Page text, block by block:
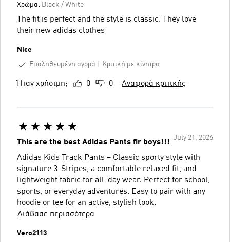
Χρώμα: Black / White
The fit is perfect and the style is classic. They love
their new adidas clothes
Nice
Επαληθευμένη αγορά
Κριτική με κίνητρο
Ήταν χρήσιμη; 0 0 Αναφορά κριτικής
July 21, 2026
This are the best Adidas Pants fir boys!!!
Adidas Kids Track Pants – Classic sporty style with
signature 3-Stripes, a comfortable relaxed fit, and
lightweight fabric for all-day wear. Perfect for school,
sports, or everyday adventures. Easy to pair with any
hoodie or tee for an active, stylish look.
Διάβασε περισσότερα
Vero2113